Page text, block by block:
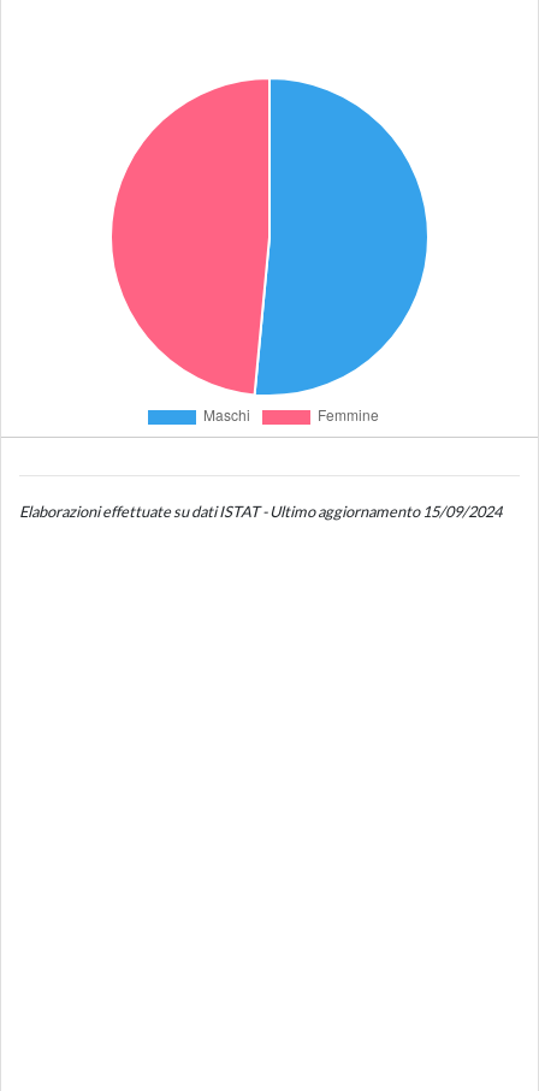
Elaborazioni effettuate su dati ISTAT - Ultimo aggiornamento 15/09/2024